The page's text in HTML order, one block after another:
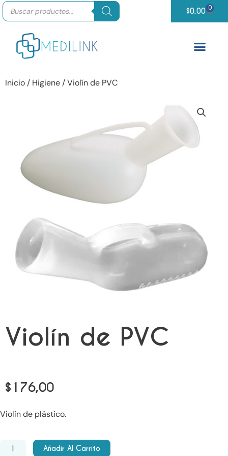
Ir
al
contenido
Búsqueda
productos
$0,00 0
Inicio/ Higiene/ Violín de PVC
Violín de PVC
$ 176,00
Violín de plástico.
Violín
Añadir Al Carrito